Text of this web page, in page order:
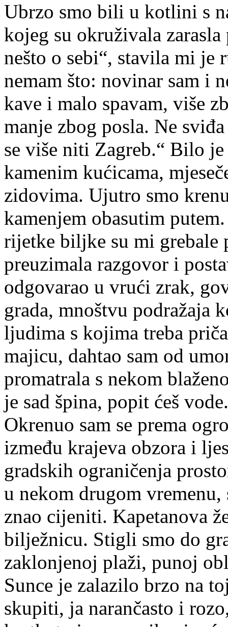
Ubrzo smo bili u kotlini s
kojeg su okruživala
nešto o sebi“, stavila mi je
nemam što: novinar sam i
kave i malo spavam, više
manje zbog posla. Ne
se više niti Zagreb.“ Bilo
kamenim kućicama,
zidovima. Ujutro smo
kamenjem obasutim
rijetke biljke su mi grebale
preuzimala razgovor i
odgovarao u vrući zrak,
grada, mnoštvu podražaja
ljudima s kojima treba
majicu, dahtao sam od
promatrala s nekom
je sad špina, popit ćeš
Okrenuo sam se prema
između krajeva obzora i
gradskih ograničenja
u nekom drugom vremenu,
znao cijeniti. Kapetanova
bilježnicu. Stigli smo do
zaklonjenoj plaži, punoj
Sunce je zalazilo brzo na
skupiti, ja narančasto i